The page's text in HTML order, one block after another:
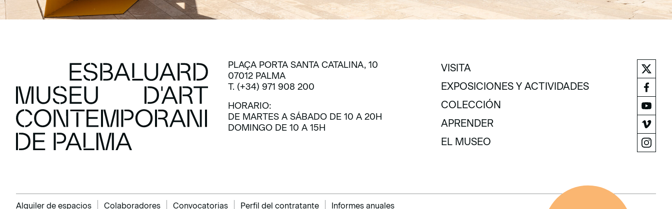
PLAÇA PORTA SANTA CATALINA, 10
07012 PALMA
T. (+34) 971 908 200
HORARIO:
DE MARTES A SÁBADO DE 10 A 20H
DOMINGO DE 10 A 15H
VISITA
VISITA
EXPOSICIONES Y ACTIVIDADES
EXPOSICIONES Y ACTIVIDADES
COLECCIÓN
COLECCIÓN
APRENDER
APRENDER
EL MUSEO
Alquiler de espacios Colaboradores Convocatorias Perfil del contratante Informes anuales